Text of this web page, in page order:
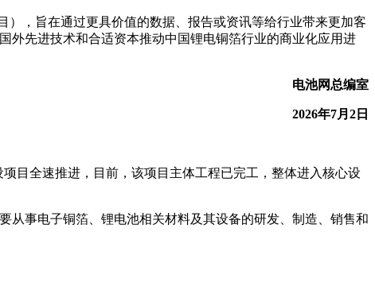
），旨在通过更具价值的数据、报告或资讯等给行业带来更加客
外先进技术和合适资本推动中国锂电铜箔行业的商业化应用进
电池网总编室
2026年7月2日
目全速推进，目前，该项目主体工程已完工，整体进入核心设
从事电子铜箔、锂电池相关材料及其设备的研发、制造、销售和